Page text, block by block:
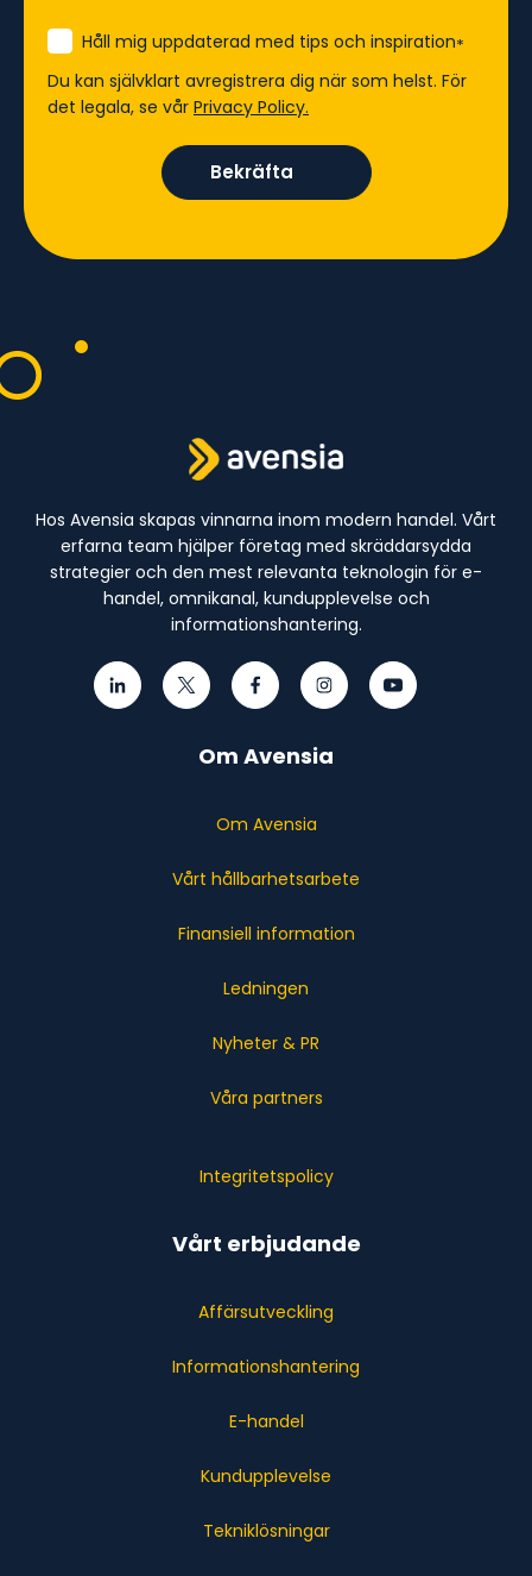
Håll mig uppdaterad med tips och inspiration*
Du kan självklart avregistrera dig när som helst. För
det legala, se vår Privacy Policy.
Hos Avensia skapas vinnarna inom modern handel. Vårt
erfarna team hjälper företag med skräddarsydda
strategier och den mest relevanta teknologin för e-
handel, omnikanal, kundupplevelse och
informationshantering.
Om Avensia
Om Avensia
Vårt hållbarhetsarbete
Finansiell information
Ledningen
Nyheter & PR
Våra partners
Integritetspolicy
Vårt erbjudande
Affärsutveckling
Informationshantering
E-handel
Kundupplevelse
Tekniklösningar